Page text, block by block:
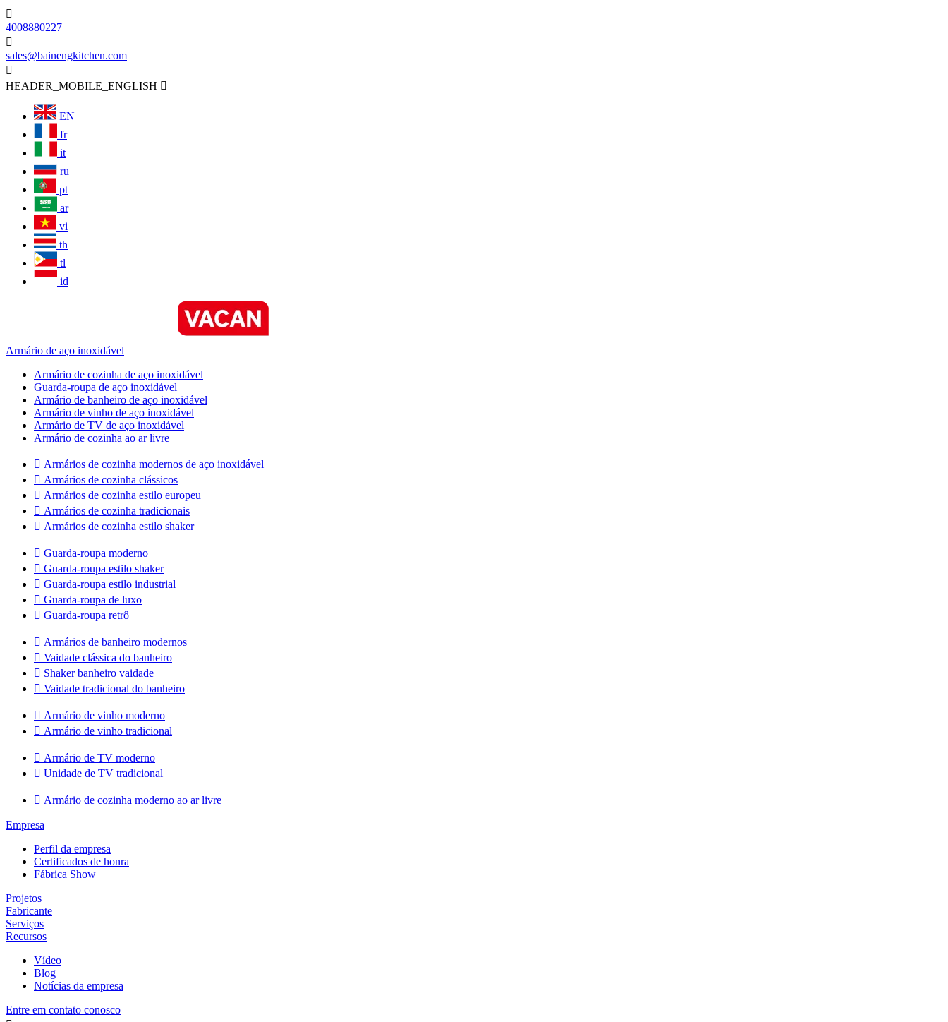

4008880227

sales@bainengkitchen.com

HEADER_MOBILE_ENGLISH 
EN
fr
it
ru
pt
ar
vi
th
tl
id
Armário de aço inoxidável
Armário de cozinha de aço inoxidável
Guarda-roupa de aço inoxidável
Armário de banheiro de aço inoxidável
Armário de vinho de aço inoxidável
Armário de TV de aço inoxidável
Armário de cozinha ao ar livre
 Armários de cozinha modernos de aço inoxidável
 Armários de cozinha clássicos
 Armários de cozinha estilo europeu
 Armários de cozinha tradicionais
 Armários de cozinha estilo shaker
 Guarda-roupa moderno
 Guarda-roupa estilo shaker
 Guarda-roupa estilo industrial
 Guarda-roupa de luxo
 Guarda-roupa retrô
 Armários de banheiro modernos
 Vaidade clássica do banheiro
 Shaker banheiro vaidade
 Vaidade tradicional do banheiro
 Armário de vinho moderno
 Armário de vinho tradicional
 Armário de TV moderno
 Unidade de TV tradicional
 Armário de cozinha moderno ao ar livre
Empresa
Perfil da empresa
Certificados de honra
Fábrica Show
Projetos
Fabricante
Serviços
Recursos
Vídeo
Blog
Notícias da empresa
Entre em contato conosco